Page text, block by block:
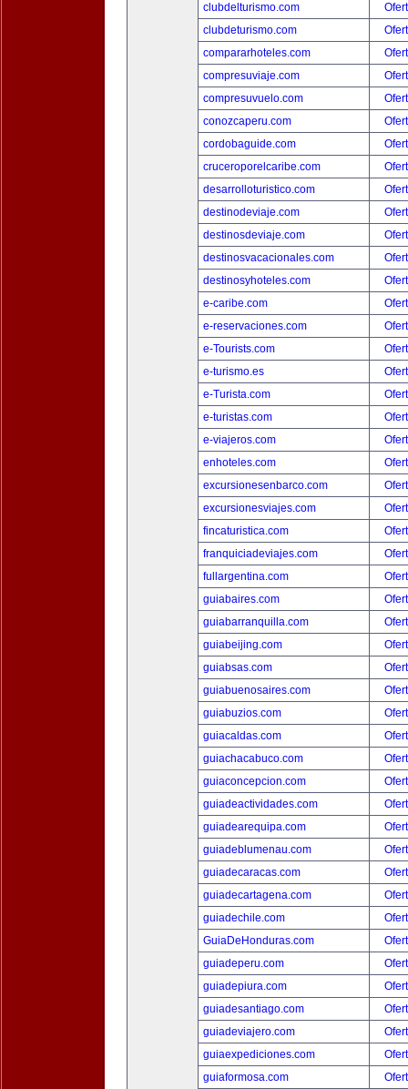
clubdelturismo.com
clubdeturismo.com
compararhoteles.com
compresuviaje.com
compresuvuelo.com
conozcaperu.com
cordobaguide.com
cruceroporelcaribe.com
desarrolloturistico.com
destinodeviaje.com
destinosdeviaje.com
destinosvacacionales.com
destinosyhoteles.com
e-caribe.com
e-reservaciones.com
e-Tourists.com
e-turismo.es
e-Turista.com
e-turistas.com
e-viajeros.com
enhoteles.com
excursionesenbarco.com
excursionesviajes.com
fincaturistica.com
franquiciadeviajes.com
fullargentina.com
guiabaires.com
guiabarranquilla.com
guiabeijing.com
guiabsas.com
guiabuenosaires.com
guiabuzios.com
guiacaldas.com
guiachacabuco.com
guiaconcepcion.com
guiadeactividades.com
guiadearequipa.com
guiadeblumenau.com
guiadecaracas.com
guiadecartagena.com
guiadechile.com
GuiaDeHonduras.com
guiadeperu.com
guiadepiura.com
guiadesantiago.com
guiadeviajero.com
guiaexpediciones.com
guiaformosa.com